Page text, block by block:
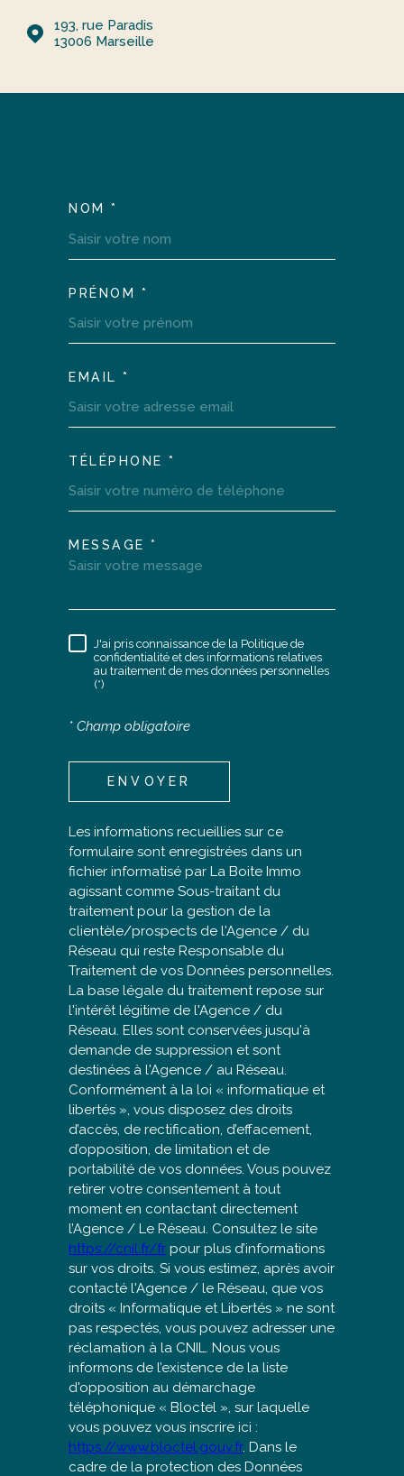
193, rue Paradis
13006
Marseille
NOM *
PRÉNOM *
EMAIL *
TÉLÉPHONE *
MESSAGE *
RÈGLEMENTATION
J'ai pris connaissance de la Politique de
confidentialité et des informations relatives
au traitement de mes données personnelles
(*)
* Champ obligatoire
ENVOYER
Les informations recueillies sur ce
formulaire sont enregistrées dans un
fichier informatisé par La Boite Immo
agissant comme Sous-traitant du
traitement pour la gestion de la
clientèle/prospects de l'Agence / du
Réseau qui reste Responsable du
Traitement de vos Données personnelles.
La base légale du traitement repose sur
l'intérêt légitime de l'Agence / du
Réseau. Elles sont conservées jusqu'à
demande de suppression et sont
destinées à l'Agence / au Réseau.
Conformément à la loi « informatique et
libertés », vous disposez des droits
d’accès, de rectification, d’effacement,
d’opposition, de limitation et de
portabilité de vos données. Vous pouvez
retirer votre consentement à tout
moment en contactant directement
l’Agence / Le Réseau. Consultez le site
https://cnil.fr/fr pour plus d’informations
sur vos droits. Si vous estimez, après avoir
contacté l'Agence / le Réseau, que vos
droits « Informatique et Libertés » ne sont
pas respectés, vous pouvez adresser une
réclamation à la CNIL. Nous vous
informons de l’existence de la liste
d'opposition au démarchage
téléphonique « Bloctel », sur laquelle
vous pouvez vous inscrire ici :
https://www.bloctel.gouv.fr. Dans le
cadre de la protection des Données